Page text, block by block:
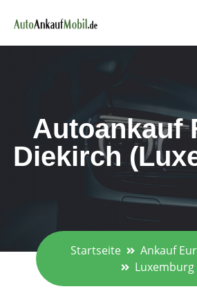
Autoankauf
Diekirch
Startseite
Ankauf
Luxemburg